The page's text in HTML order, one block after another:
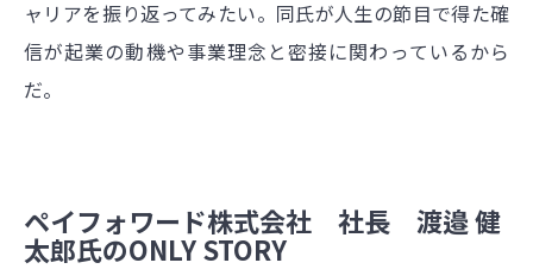
ャリアを振り返ってみたい。同氏が人生の節目で得た確
信が起業の動機や事業理念と密接に関わっているから
だ。
ペイフォワード株式会社 社長 渡邉 健
太郎氏のONLY STORY